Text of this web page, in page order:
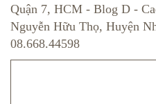
Quận 7, HCM - Blog D -
Nguyễn Hữu Thọ, Huyện
08.668.44598​